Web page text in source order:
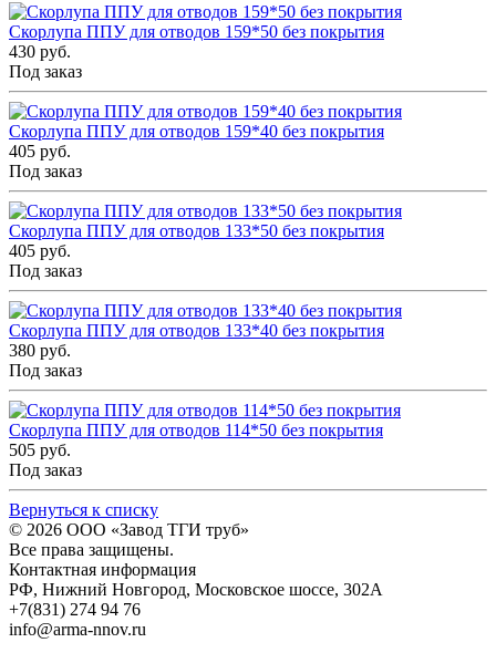
Скорлупа ППУ для отводов 159*50 без покрытия
430 руб.
Под заказ
Скорлупа ППУ для отводов 159*40 без покрытия
405 руб.
Под заказ
Скорлупа ППУ для отводов 133*50 без покрытия
405 руб.
Под заказ
Скорлупа ППУ для отводов 133*40 без покрытия
380 руб.
Под заказ
Скорлупа ППУ для отводов 114*50 без покрытия
505 руб.
Под заказ
Вернуться к списку
© 2026 ООО «Завод ТГИ труб»
Все права защищены.
Контактная информация
РФ, Нижний Новгород, Московское шоссе, 302А
+7(831) 274 94 76
info@arma-nnov.ru